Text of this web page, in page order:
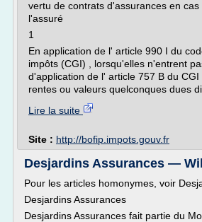
vertu de contrats d'assurances en
l'assuré
1
En application de l' article 990 I du
impôts (CGI) , lorsqu'elles n'entrent
d'application de l' article 757 B du CGI
rentes ou valeurs quelconques dues
Lire la suite
Site : http://bofip.impots.gouv.fr
Desjardins Assurances —
Pour les articles homonymes, voir
Desjardins Assurances
Desjardins Assurances fait partie du